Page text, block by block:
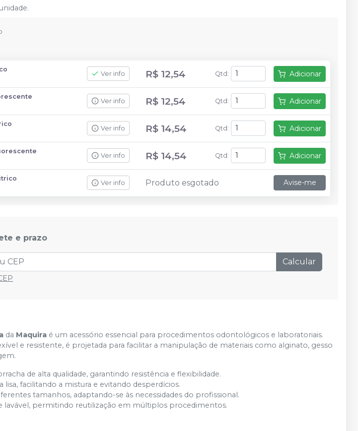
Ver info R$ 12,54 Qtd : Adicionar
Ver info R$ 12,54 Qtd : Adicionar
Ver info R$ 14,54 Qtd : Adicionar
Ver info R$ 14,54 Qtd : Adicionar
Ver info Produto esgotado Avise-me
e prazo
Calcular
da Maquira é um acessório essencial para procedimentos odontológicos e laboratoriais.
e resistente, é projetada para facilitar a manipulação de materiais como alginato, gesso
de alta qualidade, garantindo resistência e flexibilidade.
lisa, facilitando a mistura e evitando desperdícios.
tamanhos, adaptando-se às necessidades do profissional.
lavável, permitindo reutilização em múltiplos procedimentos.